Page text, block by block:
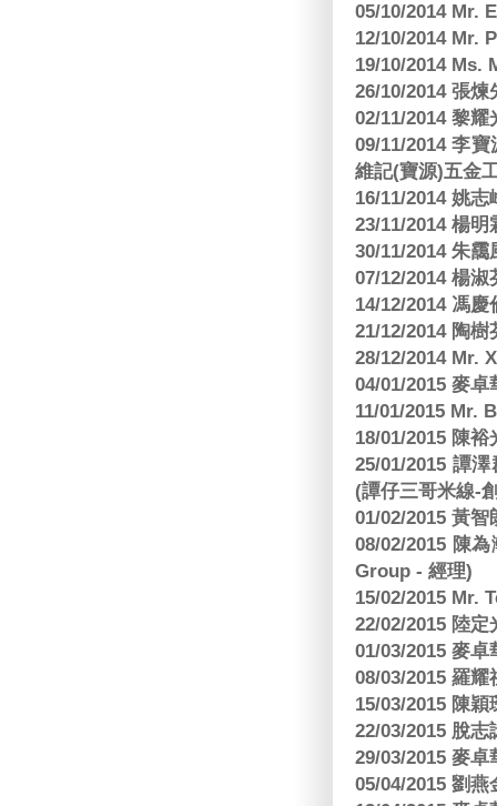
05/10/2014 Mr.
12/10/2014 Mr.
19/10/2014 Ms.
26/10/2014 張
02/11/2014 黎
09/11/2014 李
維記(寶源)五金
16/11/2014 姚
23/11/2014 楊
30/11/2014 朱
07/12/2014 楊
14/12/2014 馮
21/12/2014 陶
28/12/2014 Mr.
04/01/2015 麥
11/01/2015 Mr.
18/01/2015 陳
25/01/2015 譚
(譚仔三哥米線-
01/02/2015 黃
08/02/2015 陳
Group - 經理)
15/02/2015 Mr.
22/02/2015 陸
01/03/2015 麥
08/03/2015 羅
15/03/2015 陳
22/03/2015 脫
29/03/2015 麥
05/04/2015 劉